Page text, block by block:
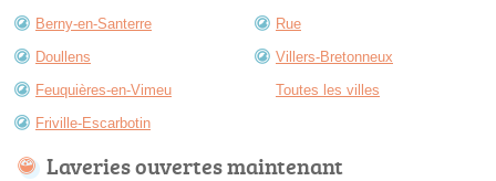
Berny-en-Santerre
Doullens
Feuquières-en-Vimeu
Friville-Escarbotin
Rue
Villers-Bretonneux
Toutes les villes
Laveries ouvertes maintenant